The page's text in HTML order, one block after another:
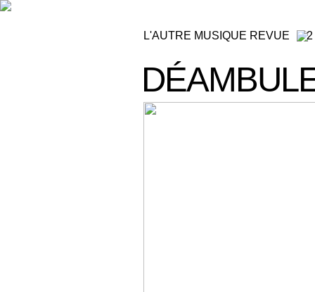
L'AUTRE MUSIQUE REVUE 2